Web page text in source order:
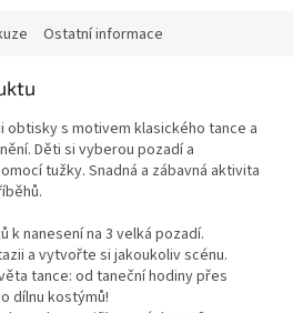
Ostatní informace
obtisky s motivem klasického tance a
Děti si vyberou pozadí a
tužky. Snadná a zábavná aktivita
k nanesení na 3 velká pozadí.
a vytvořte si jakoukoliv scénu.
tance: od taneční hodiny přes
dílnu kostýmů!